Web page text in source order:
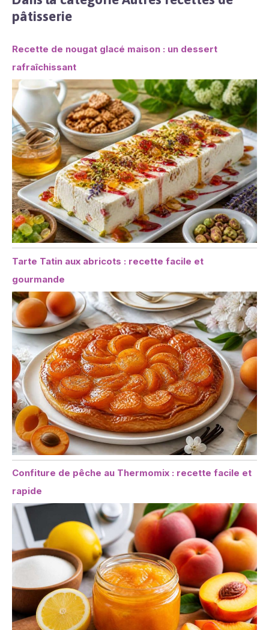
de petits bols de
gâteau, des assiettes à
disponibles dans notre
boutique.
pâtisserie
Recette de nougat glacé maison : un dessert
rafraîchissant
Tarte Tatin aux abricots : recette facile et
gourmande
Confiture de pêche au Thermomix : recette facile et
rapide